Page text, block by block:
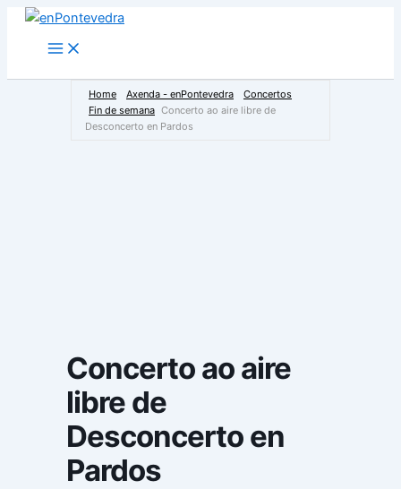
Main
Menu
Home Axenda - enPontevedra
Concertos
Fin de semana Concerto ao aire libre de
Desconcerto en Pardos
Concerto ao aire
libre de
Desconcerto en
Pardos